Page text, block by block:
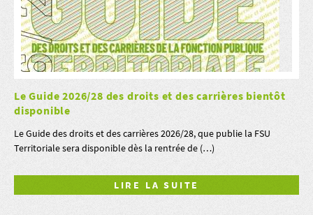
Le Guide 2026/28 des droits et des carrières bientôt
disponible
Le Guide des droits et des carrières 2026/28, que publie la FSU
Territoriale sera disponible dès la rentrée de (…)
LIRE LA SUITE